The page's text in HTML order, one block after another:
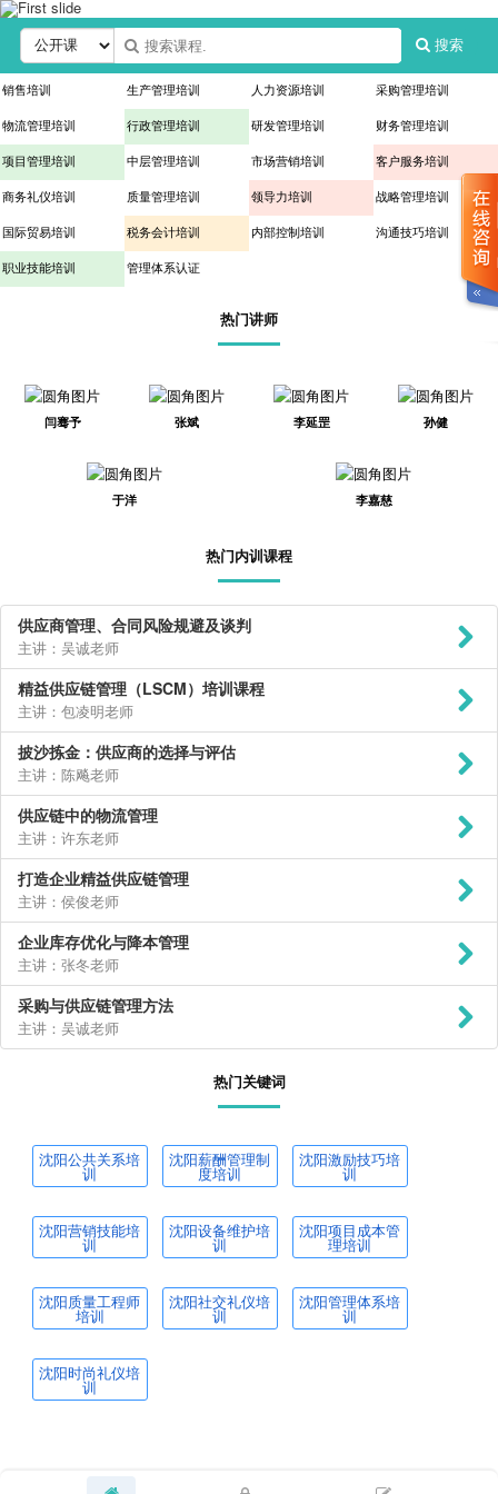
搜索
销售培训 生产管理培训 人力资源培训 采购管理培训
物流管理培训 行政管理培训 研发管理培训 财务管理培训
项目管理培训 中层管理培训 市场营销培训 客户服务培训
商务礼仪培训 质量管理培训 领导力培训 战略管理培训
国际贸易培训 税务会计培训 内部控制培训 沟通技巧培训
职业技能培训 管理体系认证
热门讲师
闫骞予 张斌 李延罡 孙健
于洋 李嘉慈
热门内训课程
供应商管理、合同风险规避及谈判
主讲：吴诚老师
精益供应链管理（LSCM）培训课程
主讲：包凌明老师
披沙拣金：供应商的选择与评估
主讲：陈飚老师
供应链中的物流管理
主讲：许东老师
打造企业精益供应链管理
主讲：侯俊老师
企业库存优化与降本管理
主讲：张冬老师
采购与供应链管理方法
主讲：吴诚老师
热门关键词
沈阳公共关系培
训
沈阳薪酬管理制
度培训
沈阳激励技巧培
训
沈阳营销技能培
训
沈阳设备维护培
训
沈阳项目成本管
理培训
沈阳质量工程师
培训
沈阳社交礼仪培
训
沈阳管理体系培
训
沈阳时尚礼仪培
训